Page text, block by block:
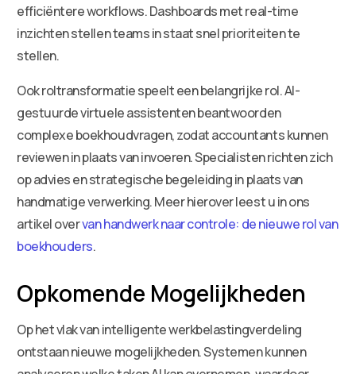
efficiëntere workflows. Dashboards met real-time
inzichten stellen teams in staat snel prioriteiten te
stellen.
Ook roltransformatie speelt een belangrijke rol. AI-
gestuurde virtuele assistenten beantwoorden
complexe boekhoudvragen, zodat accountants kunnen
reviewen in plaats van invoeren. Specialisten richten zich
op advies en strategische begeleiding in plaats van
handmatige verwerking. Meer hierover leest u in ons
artikel overvan handwerk naar controle: de nieuwe rol van
boekhouders.
Opkomende Mogelijkheden
Op het vlak van intelligente werkbelastingverdeling
ontstaan nieuwe mogelijkheden. Systemen kunnen